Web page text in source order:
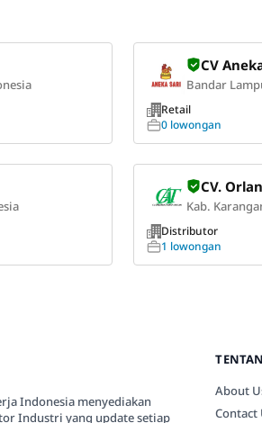
CV
Bandar
Retail
0 lowongan
CV.
Kab.
Distributor
1 lowongan
Indonesia menyediakan
Industri yang update setiap
About
Contact